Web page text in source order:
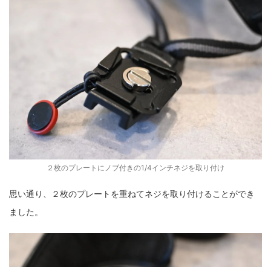
２枚のプレートにノブ付きの1/4インチネジを取り付け
思い通り、２枚のプレートを重ねてネジを取り付けることができ
ました。